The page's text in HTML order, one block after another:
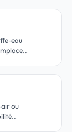
eau
ou